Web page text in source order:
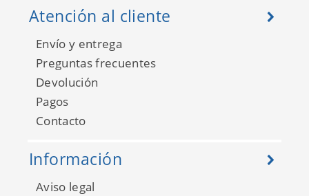
Atención al cliente
Envío y entrega
Preguntas frecuentes
Devolución
Pagos
Contacto
Información
Aviso legal